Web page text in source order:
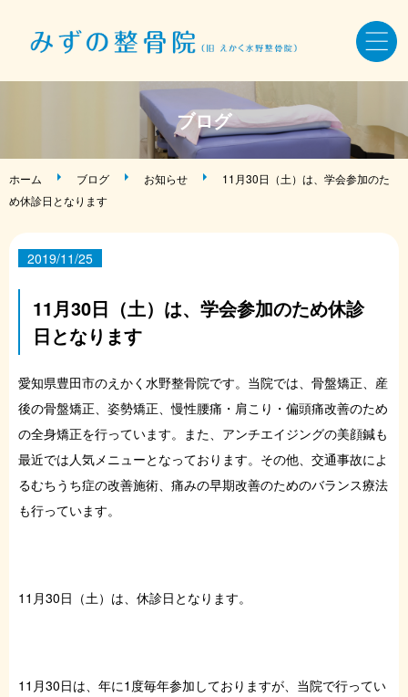
ホーム
骨盤・姿勢・全身矯正
症状・お悩み別メニュー
施術料金・当院について
症例・お役立ちブログ
ご予約はこちら
ブログ
ホーム ブログ お知らせ
11月30日（土）は、学会参加のた
め休診日となります
2019/11/25
11月30日（土）は、学会参加のため休診
日となります
愛知県豊田市のえかく水野整骨院です。当院では、骨盤矯正、産
後の骨盤矯正、姿勢矯正、慢性腰痛・肩こり・偏頭痛改善のため
の全身矯正を行っています。また、アンチエイジングの美顔鍼も
最近では人気メニューとなっております。その他、交通事故によ
るむちうち症の改善施術、痛みの早期改善のためのバランス療法
も行っています。
11月30日（土）は、休診日となります。
11月30日は、年に1度毎年参加しておりますが、当院で行ってい